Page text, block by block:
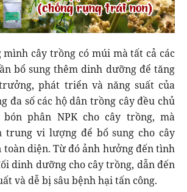
cây trồng có múi mà tất cả các
bổ sung thêm dinh dưỡng để tăng
phát triển và năng suất của
đa số các hộ dân trồng cây đều chủ
phân NPK cho cây trồng, mà
trung vi lượng để bổ sung cho cây
diện. Từ đó ảnh hưởng đến tình
dinh dưỡng cho cây trồng, dẫn đến
và dễ bị sâu bệnh hại tấn công.